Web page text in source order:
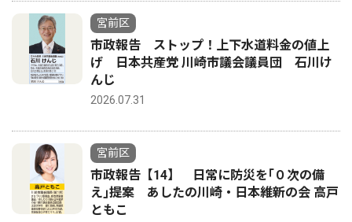
宮前区
市政報告 ストップ！上下水道料金の値上
げ 日本共産党 川崎市議会議員団 石川け
んじ
2026.07.31
宮前区
市政報告【14】 日常に防災を｢０次の備
え｣提案 あしたの川崎・日本維新の会 高戸
ともこ